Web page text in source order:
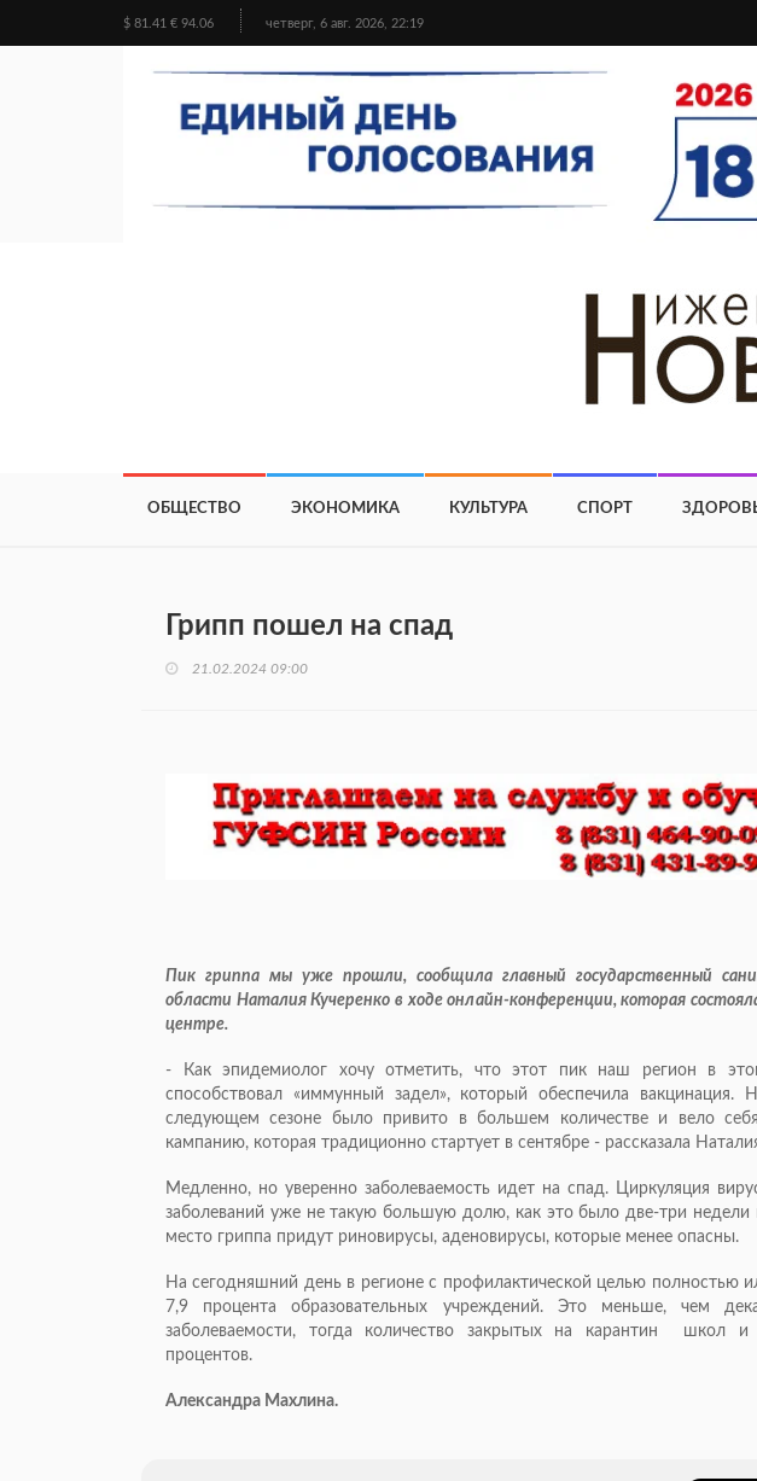
$ 81.41 € 94.06 четверг, 6 авг. 2026, 22:19
ОБЩЕСТВО ЭКОНОМИКА КУЛЬТУРА СПОРТ
Грипп пошел на спад
21.02.2024 09:00
Пик гриппа мы уже прошли, сообщила главный государственный
области Наталия Кучеренко в ходе онлайн-конференции, которая
центре.
- Как эпидемиолог хочу отметить, что этот пик наш регион в
способствовал «иммунный задел», который обеспечила вакцинация.
следующем сезоне было привито в большем количестве и вело
кампанию, которая традиционно стартует в сентябре - рассказала
Медленно, но уверенно заболеваемость идет на спад. Циркуляция
заболеваний уже не такую большую долю, как это было две-три
место гриппа придут риновирусы, аденовирусы, которые менее опасны.
На сегодняшний день в регионе с профилактической целью полностью
7,9 процента образовательных учреждений. Это меньше, чем
заболеваемости, тогда количество закрытых на карантин школ
процентов.
Александра Махлина.